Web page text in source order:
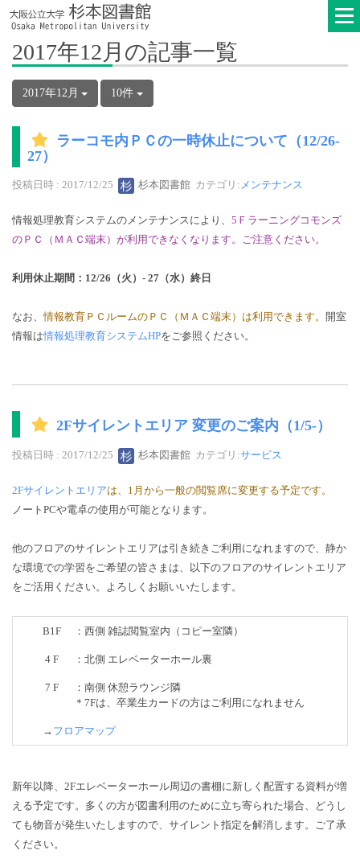
2017年12月の記事一覧
2017年12月 10件
ラーコモ内ＰＣの一時休止について（12/26-
27）
投稿日時 : 2017/12/25 杉本図書館 カテゴリ: メンテナンス
情報処理教育システムのメンテナンスにより、 5Ｆラーニングコモンズ
のＰＣ（ＭＡＣ端末）が利用できなくなります。ご注意ください。
利用休止期間：12/26（火）- 27（水）終日
なお、情報教育ＰＣルームのＰＣ（ＭＡＣ端末）は利用できます。 開室
情報は情報処理教育システムHPをご参照ください。
2Fサイレントエリア 変更のご案内（1/5-）
投稿日時 : 2017/12/25 杉本図書館 カテゴリ:サービス
2Fサイレントエリアは、1月から一般の閲覧席に変更する予定です。
ノートPCや電卓の使用が可能となります。
他のフロアのサイレントエリアは引き続きご利用になれますので、静か
な環境での学習をご希望の皆さまは、以下のフロアのサイレントエリア
をご活用ください。よろしくお願いいたします。
B1F ：西側 雑誌閲覧室内（コピー室隣）
4 F ：北側 エレベーターホール裏
7 F
：南側 休憩ラウンジ隣
＊7Fは、卒業生カードの方はご利用になれません
→ フロアマップ
新年以降、2Fエレベーターホール周辺の書棚に新しく配置する資料が増
える予定です。多くの方が図書利用のために立ち寄られた場合、どうし
ても物音が発生いたしますので、サイレント指定を解消します。ご了承
ください。